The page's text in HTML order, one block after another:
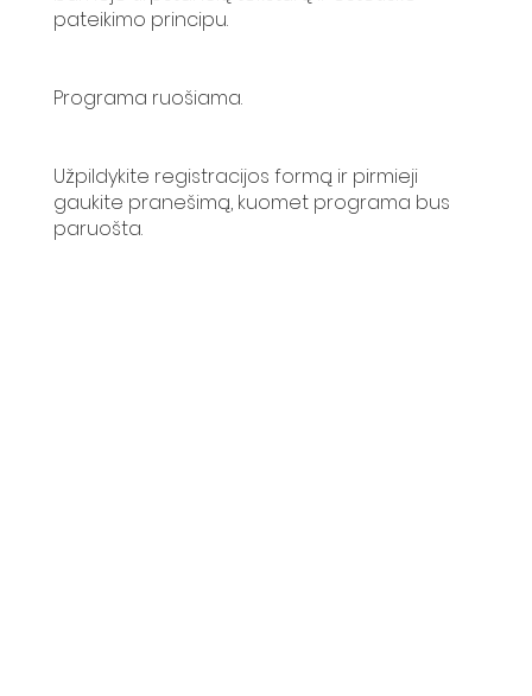
pateikimo principu.
Programa ruošiama.
Užpildykite registracijos formą ir pirmieji
gaukite pranešimą, kuomet programa bus
paruošta.